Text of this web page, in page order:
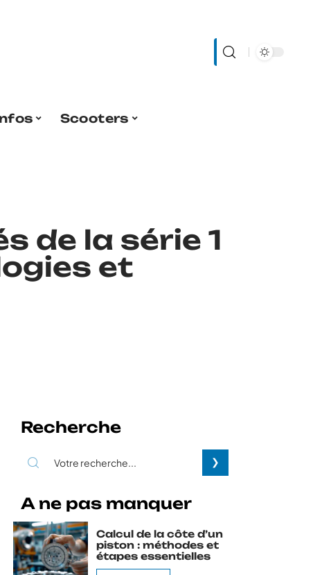
Scooters
de la série 1
et
Recherche
A ne pas manquer
Calcul de la côte d’un
piston : méthodes et
étapes essentielles